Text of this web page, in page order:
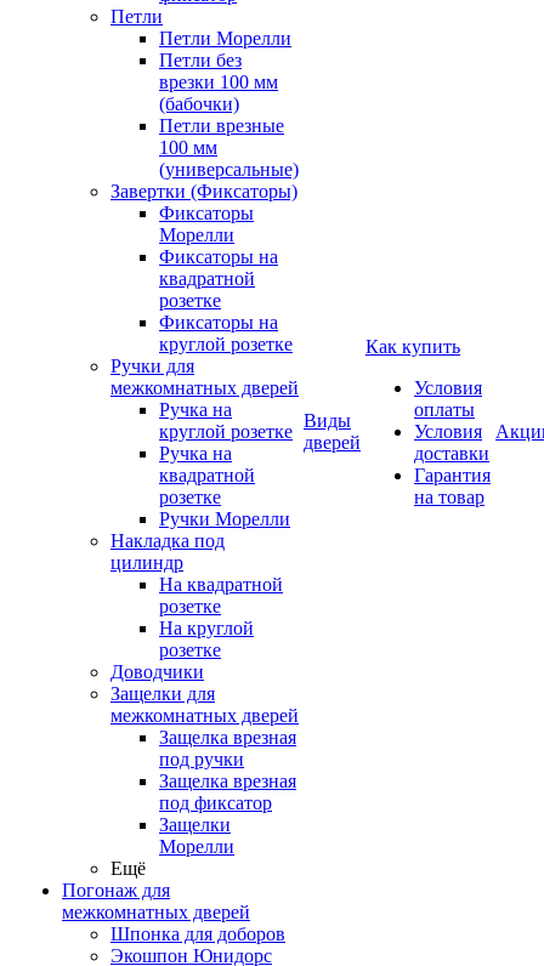
Петли
Петли Морелли
Петли без
врезки 100 мм
(бабочки)
Петли врезные
100 мм
(универсальные)
Завертки (Фиксаторы)
Фиксаторы
Морелли
Фиксаторы на
квадратной
розетке
Фиксаторы на
круглой розетке
Ручки для
межкомнатных дверей
Ручка на
круглой розетке
Ручка на
квадратной
розетке
Ручки Морелли
Накладка под
цилиндр
На квадратной
розетке
На круглой
розетке
Доводчики
Защелки для
межкомнатных дверей
Защелка врезная
под ручки
Защелка врезная
под фиксатор
Защелки
Морелли
Ещё
Погонаж для
межкомнатных дверей
Шпонка для доборов
Экошпон Юнидорс
Виды
дверей
Как купить
Условия
оплаты
Условия
доставки
Гарантия
на товар